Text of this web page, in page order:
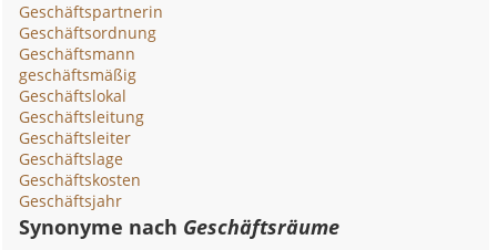
Geschäftspartnerin
Geschäftsordnung
Geschäftsmann
geschäftsmäßig
Geschäftslokal
Geschäftsleitung
Geschäftsleiter
Geschäftslage
Geschäftskosten
Geschäftsjahr
Synonyme nach Geschäftsräume